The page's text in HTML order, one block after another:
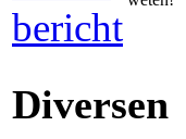
Diversen